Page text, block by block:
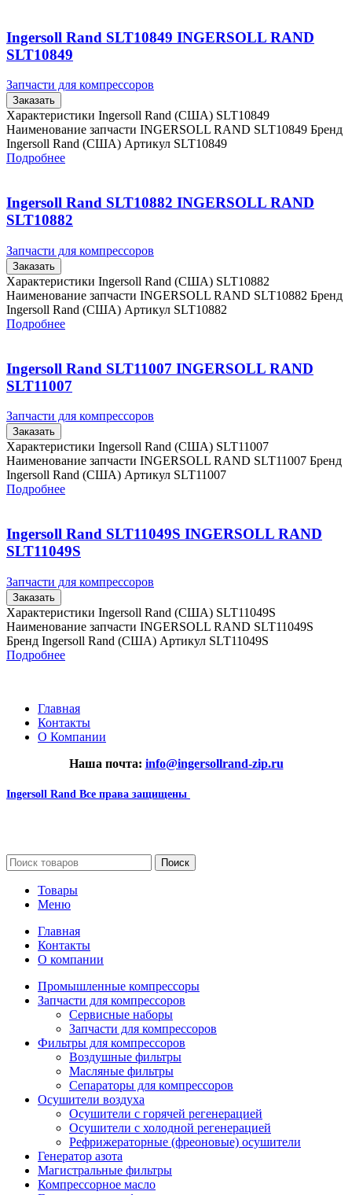
Ingersoll Rand SLT10849 INGERSOLL RAND
SLT10849
Запчасти для компрессоров
Заказать
Характеристики Ingersoll Rand (США) SLT10849
Наименование запчасти INGERSOLL RAND SLT10849 Бренд
Ingersoll Rand (США) Артикул SLT10849
Подробнее
Ingersoll Rand SLT10882 INGERSOLL RAND
SLT10882
Запчасти для компрессоров
Заказать
Характеристики Ingersoll Rand (США) SLT10882
Наименование запчасти INGERSOLL RAND SLT10882 Бренд
Ingersoll Rand (США) Артикул SLT10882
Подробнее
Ingersoll Rand SLT11007 INGERSOLL RAND
SLT11007
Запчасти для компрессоров
Заказать
Характеристики Ingersoll Rand (США) SLT11007
Наименование запчасти INGERSOLL RAND SLT11007 Бренд
Ingersoll Rand (США) Артикул SLT11007
Подробнее
Ingersoll Rand SLT11049S INGERSOLL RAND
SLT11049S
Запчасти для компрессоров
Заказать
Характеристики Ingersoll Rand (США) SLT11049S
Наименование запчасти INGERSOLL RAND SLT11049S
Бренд Ingersoll Rand (США) Артикул SLT11049S
Подробнее
Главная
Контакты
О Компании
Наша почта: info@ingersollrand-zip.ru
Ingersoll Rand Все права защищены
Поиск
Товары
Меню
Главная
Контакты
О компании
Промышленные компрессоры
Запчасти для компрессоров
Сервисные наборы
Запчасти для компрессоров
Фильтры для компрессоров
Воздушные фильтры
Масляные фильтры
Сепараторы для компрессоров
Осушители воздуха
Осушители с горячей регенерацией
Осушители с холодной регенерацией
Рефрижераторные (фреоновые) осушители
Генератор азота
Магистральные фильтры
Компрессорное масло